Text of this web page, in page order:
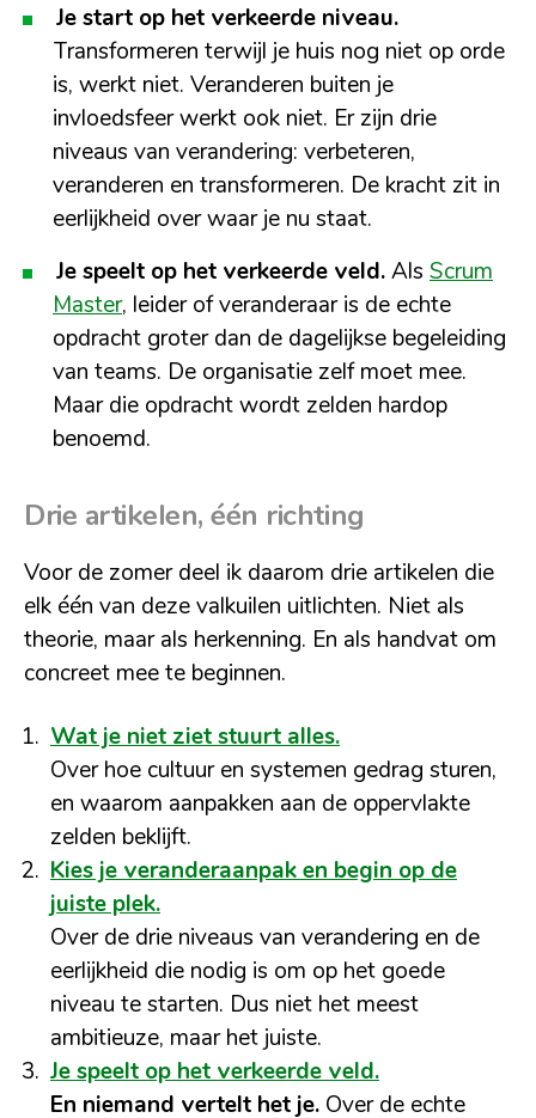
Je start op het verkeerde niveau.
Transformeren terwijl je huis nog niet op orde
is, werkt niet. Veranderen buiten je
invloedsfeer werkt ook niet. Er zijn drie
niveaus van verandering: verbeteren,
veranderen en transformeren. De kracht zit in
eerlijkheid over waar je nu staat.
Je speelt op het verkeerde veld.Als Scrum
Master, leider of veranderaar is de echte
opdracht groter dan de dagelijkse begeleiding
van teams. De organisatie zelf moet mee.
Maar die opdracht wordt zelden hardop
benoemd.
Drie artikelen, één richting
Voor de zomer deel ik daarom drie artikelen die
elk één van deze valkuilen uitlichten. Niet als
theorie, maar als herkenning. En als handvat om
concreet mee te beginnen.
Wat je niet ziet stuurt alles.
Over hoe cultuur en systemen gedrag sturen,
en waarom aanpakken aan de oppervlakte
zelden beklijft.
Kies je veranderaanpak en begin op de
juiste plek.
Over de drie niveaus van verandering en de
eerlijkheid die nodig is om op het goede
niveau te starten. Dus niet het meest
ambitieuze, maar het juiste.
Je speelt op het verkeerde veld.
En niemand vertelt het je. Over de echte